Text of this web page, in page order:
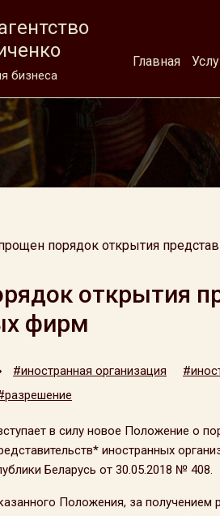
бизнеса
Главная
порядок открытия
открытия
фирм
#иностранная организация
в силу новое Положение о
иностранных
Беларусь от 30.05.2018 № 408.
Положения, за получением